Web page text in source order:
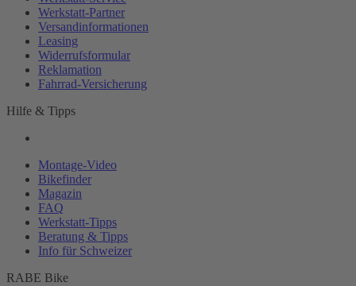
Werkstatt-Partner
Versandinformationen
Leasing
Widerrufsformular
Reklamation
Fahrrad-Versicherung
Hilfe & Tipps
Montage-Video
Bikefinder
Magazin
FAQ
Werkstatt-Tipps
Beratung & Tipps
Info für Schweizer
RABE Bike